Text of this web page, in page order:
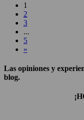
1
2
3
...
5
»
Las opiniones y
blog.